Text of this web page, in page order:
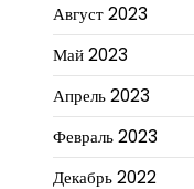
Август 2023
Май 2023
Апрель 2023
Февраль 2023
Декабрь 2022